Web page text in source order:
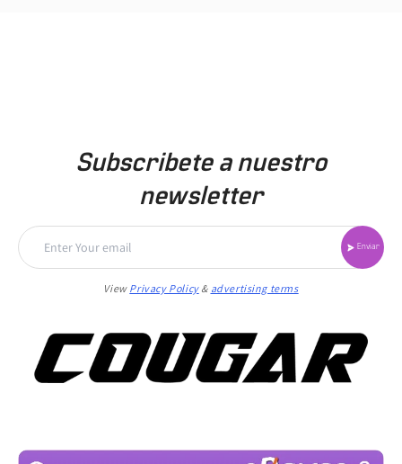
Subscribete a nuestro
newsletter
Enviar
View Privacy Policy& advertising terms